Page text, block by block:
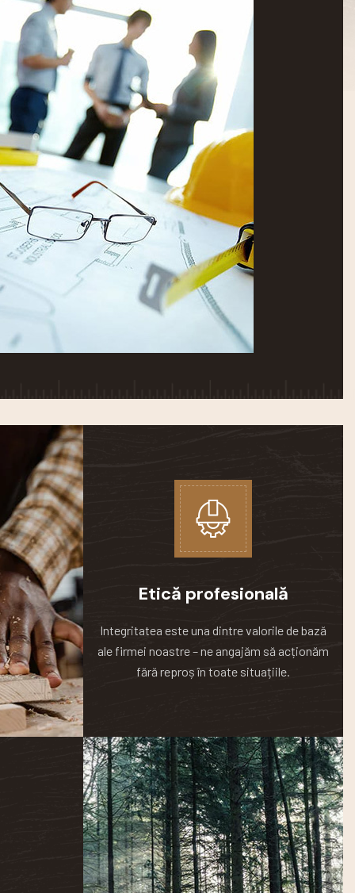
Etică profesională
Integritatea este una dintre valorile de bază
ale firmei noastre – ne angajăm să acționăm
fără reproș în toate situațiile.